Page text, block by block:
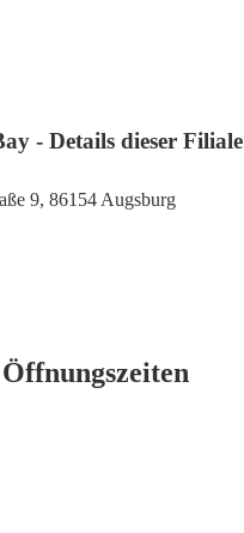
- Details dieser Filiale
9, 86154 Augsburg